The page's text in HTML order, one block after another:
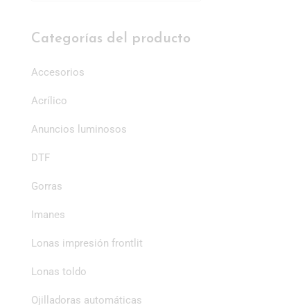
Categorías del producto
Accesorios
Acrílico
Anuncios luminosos
DTF
Gorras
Imanes
Lonas impresión frontlit
Lonas toldo
Ojilladoras automáticas